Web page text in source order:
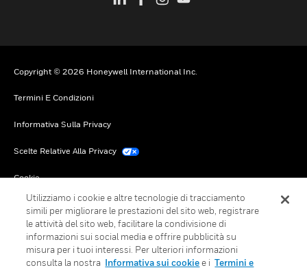
Copyright © 2026 Honeywell International Inc.
Termini E Condizioni
Informativa Sulla Privacy
Scelte Relative Alla Privacy
Cookie
Annulla Sottoscrizione Globale
Utilizziamo i cookie e altre tecnologie di tracciamento
simili per migliorare le prestazioni del sito web, registrare
le attività del sito web, facilitare la condivisione di
informazioni sui social media e offrire pubblicità su
misura per i tuoi interessi. Per ulteriori informazioni
consulta la nostra Informativa sui cookiee i Termini e